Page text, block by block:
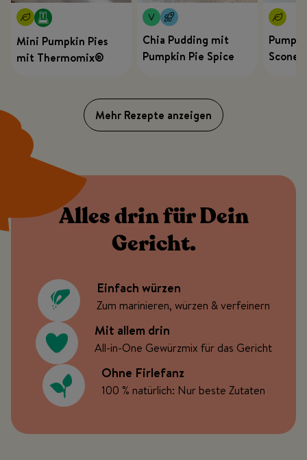
Mini Pumpkin Pies
mit Thermomix®
Chia Pudding mit
Pumpkin Pie Spice
Scones
Mehr Rezepte anzeigen
Alles drin für Dein
Gericht.
Einfach würzen
Zum marinieren, würzen & verfeinern
Mit allem drin
All-in-One Gewürzmix für das Gericht
Ohne Firlefanz
100 % natürlich: Nur beste Zutaten